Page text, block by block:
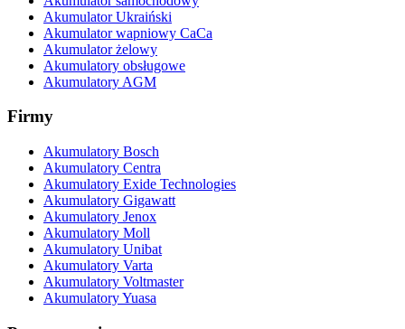
Akumulator Ukraiński
Akumulator wapniowy CaCa
Akumulator żelowy
Akumulatory obsługowe
Akumulatory AGM
Firmy
Akumulatory Bosch
Akumulatory Centra
Akumulatory Exide Technologies
Akumulatory Gigawatt
Akumulatory Jenox
Akumulatory Moll
Akumulatory Unibat
Akumulatory Varta
Akumulatory Voltmaster
Akumulatory Yuasa